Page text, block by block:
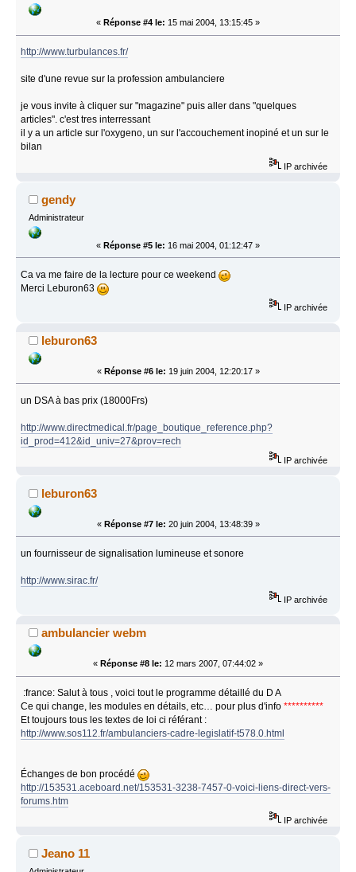
« Réponse #4 le: 15 mai 2004, 13:15:45 »
http://www.turbulances.fr/
site d'une revue sur la profession ambulanciere
je vous invite à cliquer sur "magazine" puis aller dans "quelques
articles". c'est tres interressant
il y a un article sur l'oxygeno, un sur l'accouchement inopiné et un sur le
bilan
IP archivée
gendy
Administrateur
« Réponse #5 le: 16 mai 2004, 01:12:47 »
Ca va me faire de la lecture pour ce weekend
Merci Leburon63
IP archivée
leburon63
« Réponse #6 le: 19 juin 2004, 12:20:17 »
un DSA à bas prix (18000Frs)
http://www.directmedical.fr/page_boutique_reference.php?
id_prod=412&id_univ=27&prov=rech
IP archivée
leburon63
« Réponse #7 le: 20 juin 2004, 13:48:39 »
un fournisseur de signalisation lumineuse et sonore
http://www.sirac.fr/
IP archivée
ambulancier webm
« Réponse #8 le: 12 mars 2007, 07:44:02 »
:france: Salut à tous , voici tout le programme détaillé du D A
Ce qui change, les modules en détails, etc… pour plus d'info**********
Et toujours tous les textes de loi ci référant :
http://www.sos112.fr/ambulanciers-cadre-legislatif-t578.0.html
Échanges de bon procédé
http://153531.aceboard.net/153531-3238-7457-0-voici-liens-direct-vers-
forums.htm
IP archivée
Jeano 11